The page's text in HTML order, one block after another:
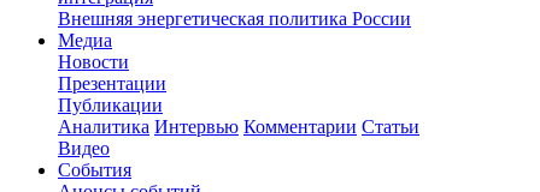
Внешняя энергетическая политика России
Медиа
Новости
Презентации
Публикации
Аналитика Интервью Комментарии Статьи
Видео
События